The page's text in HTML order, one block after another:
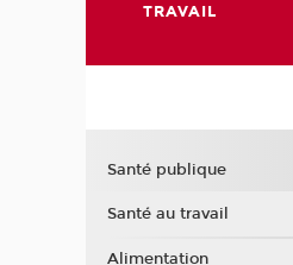
TRAVAIL
Santé publique
Santé au travail
Alimentation